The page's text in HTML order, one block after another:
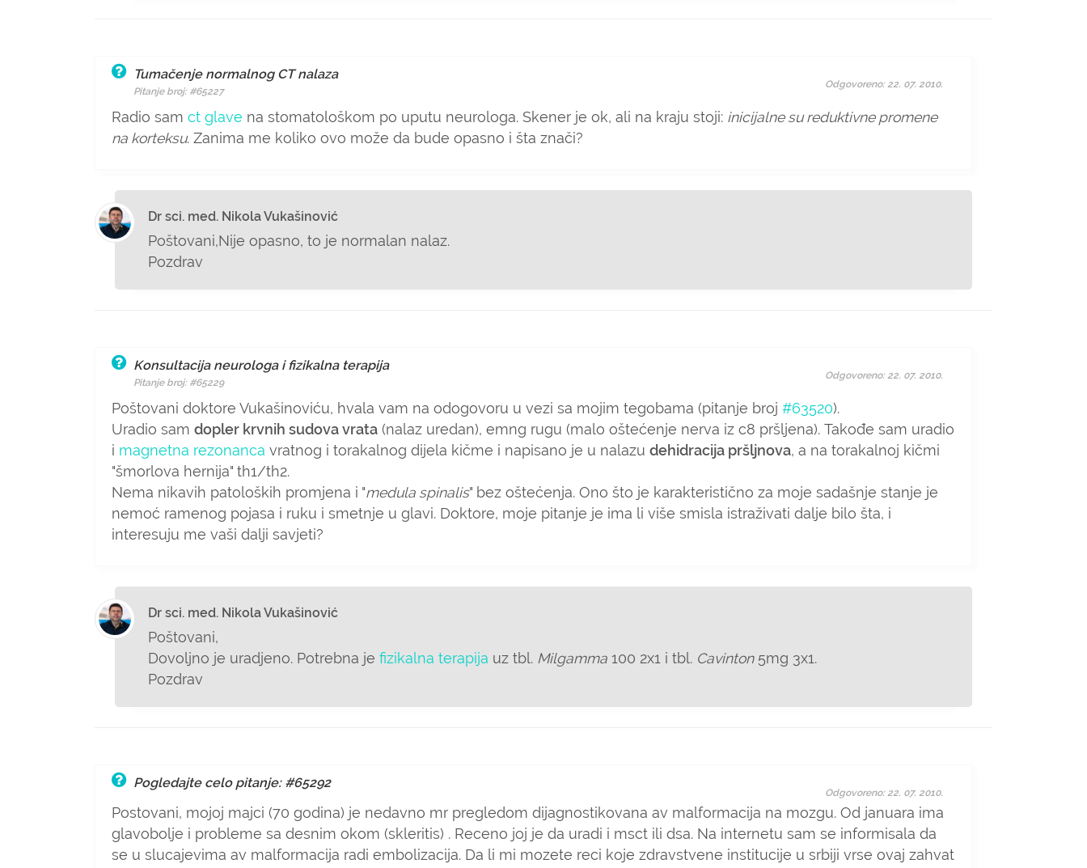
Tumačenje normalnog CT nalaza
Pitanje broj: #65227
Radio sam ct glave na stomatološkom po uputu neurologa. Skener je ok, ali na kraju stoji: inicijalne su reduktivne promene
na korteksu. Zanima me koliko ovo može da bude opasno i šta znači?
Odgovoreno: 22. 07. 2010.
Dr sci. med. Nikola Vukašinović
Poštovani,Nije opasno, to je normalan nalaz.
Pozdrav
Konsultacija neurologa i fizikalna terapija
Pitanje broj: #65229
Poštovani doktore Vukašinoviću, hvala vam na odogovoru u vezi sa mojim tegobama (pitanje broj #63520).
Uradio sam dopler krvnih sudova vrata (nalaz uredan), emng rugu (malo oštećenje nerva iz c8 pršljena). Takođe sam uradio
i magnetna rezonanca vratnog i torakalnog dijela kičme i napisano je u nalazu dehidracija pršljnova, a na torakalnoj kičmi
"šmorlova hernija" th1/th2.
Nema nikavih patoloških promjena i "medula spinalis" bez oštećenja. Ono što je karakteristično za moje sadašnje stanje je
nemoć ramenog pojasa i ruku i smetnje u glavi. Doktore, moje pitanje je ima li više smisla istraživati dalje bilo šta, i
interesuju me vaši dalji savjeti?
Odgovoreno: 22. 07. 2010.
Dr sci. med. Nikola Vukašinović
Poštovani,
Dovoljno je uradjeno. Potrebna je fizikalna terapija uz tbl. Milgamma 100 2x1 i tbl. Cavinton5mg 3x1.
Pozdrav
Pogledajte celo pitanje: #65292
Postovani, mojoj majci (70 godina) je nedavno mr pregledom dijagnostikovana av malformacija na mozgu. Od januara ima
glavobolje i probleme sa desnim okom (skleritis) . Receno joj je da uradi i msct ili dsa. Na internetu sam se informisala da
se u slucajevima av malformacija radi embolizacija. Da li mi mozete reci koje zdravstvene institucije u srbiji vrse ovaj zahvat
Odgovoreno: 22. 07. 2010.